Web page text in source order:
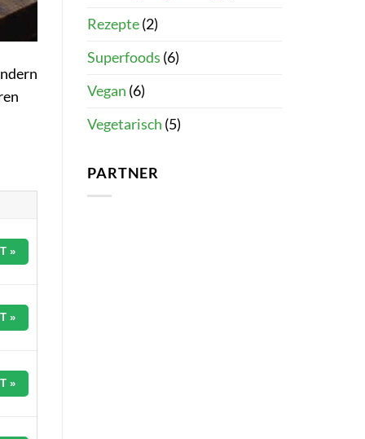
»
»
»
Rezepte(2)
Superfoods (6)
Vegan (6)
Vegetarisch (5)
PARTNER